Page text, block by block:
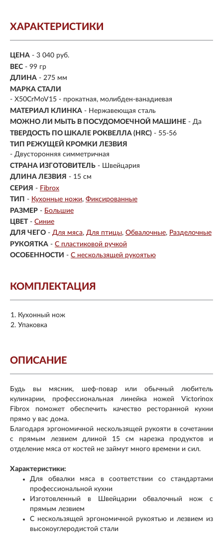
ХАРАКТЕРИСТИКИ
ЦЕНА - 3 040 руб.
ВЕС - 99 гр
ДЛИНА - 275 мм
МАРКА СТАЛИ
- X50CrMoV15 - прокатная, молибден-ванадиевая
МАТЕРИАЛ КЛИНКА - Нержавеющая сталь
МОЖНО ЛИ МЫТЬ В ПОСУДОМОЕЧНОЙ МАШИНЕ - Да
ТВЕРДОСТЬ ПО ШКАЛЕ РОКВЕЛЛА (HRC) - 55-56
ТИП РЕЖУЩЕЙ КРОМКИ ЛЕЗВИЯ
- Двусторонняя симметричная
СТРАНА ИЗГОТОВИТЕЛЬ - Швейцария
ДЛИНА ЛЕЗВИЯ - 15 см
СЕРИЯ - Fibrox
ТИП - Кухонные ножи Фиксированные
РАЗМЕР - Большие
ЦВЕТ - Синие
ДЛЯ ЧЕГО - Для мяса Для птицы Обвалочные
Разделочные
РУКОЯТКА - С пластиковой ручкой
ОСОБЕННОСТИ - С нескользящей рукоятью
КОМПЛЕКТАЦИЯ
Кухонный нож
Упаковка
ОПИСАНИЕ
Будь вы мясник, шеф-повар или обычный любитель
кулинарии, профессиональная линейка ножей Victorinox
Fibrox поможет обеспечить качество ресторанной кухни
прямо у вас дома.
Благодаря эргономичной нескользящей рукояти в сочетании
с прямым лезвием длиной 15 см нарезка продуктов и
отделение мяса от костей не займут много времени и сил.
Характеристики:
Для обвалки мяса в соответствии со стандартами
профессиональной кухни
Изготовленный в Швейцарии обвалочный нож с
прямым лезвием
С нескользящей эргономичной рукоятью и лезвием из
высокоуглеродистой стали